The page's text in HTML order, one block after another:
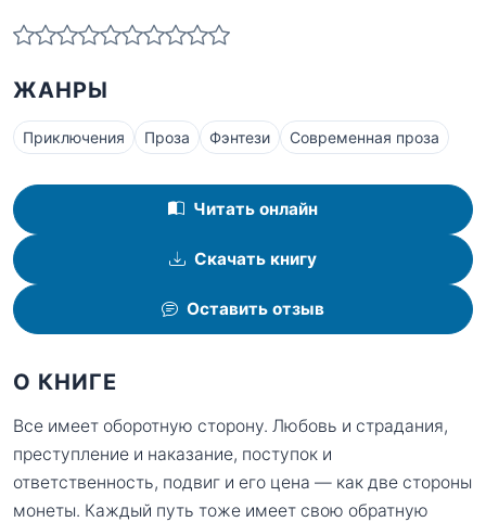
ЖАНРЫ
Приключения Проза Фэнтези Современная проза
Читать онлайн
Скачать книгу
Оставить отзыв
О КНИГЕ
Все имеет оборотную сторону. Любовь и страдания,
преступление и наказание, поступок и
ответственность, подвиг и его цена — как две стороны
монеты. Каждый путь тоже имеет свою обратную